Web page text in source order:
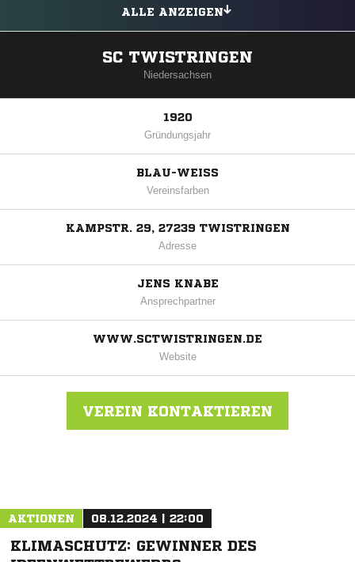
ALLE ANZEIGEN
SC TWISTRINGEN
Niedersachsen
1920
Gründungsjahr
BLAU-WEISS
Vereinsfarben
KAMPSTR. 29, 27239 TWISTRINGEN
Adresse
JENS KNABE
Ansprechpartner
WWW.SCTWISTRINGEN.DE
Website
VEREIN KONTAKTIEREN
AKTIONEN 08.12.2024 | 22:00
KLIMASCHUTZ: GEWINNER DES